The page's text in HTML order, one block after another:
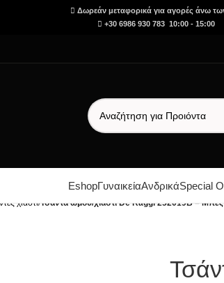
Δωρεάν μεταφορικά για αγορές άνω
+30 6986 930 783 10:00 - 15:00
EshopΓυναικείαΑνδρικάSpecial
χιαστί/Τσάντα ώμου/χιαστί De Raggi 252019B – Μπεζ